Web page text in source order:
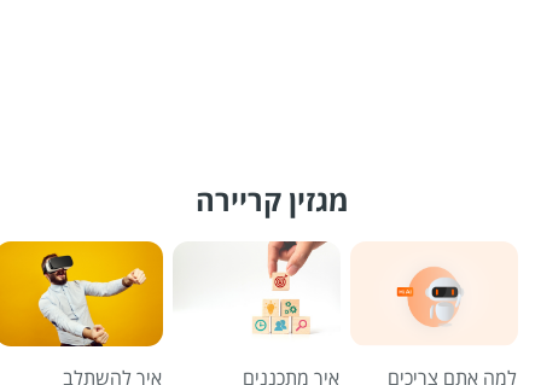
מגזין קריירה
למה אתם צריכים
איך מתכננים
איך להשתלב